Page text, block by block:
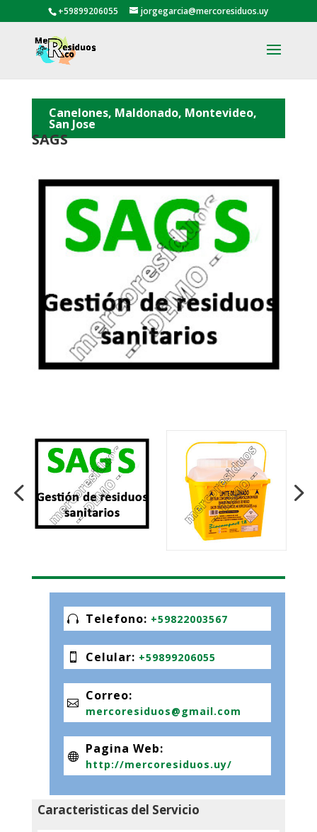
+59899206055 jorgegarcia@mercoresiduos.uy
Canelones, Maldonado, Montevideo,
San Jose
SAGS
Telefono: +59822003567
Celular: +59899206055
Correo:
mercoresiduos@gmail.com
Pagina Web:
http://mercoresiduos.uy/
Caracteristicas del Servicio